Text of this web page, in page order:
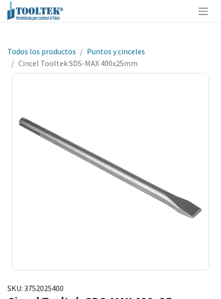
Todos los productos
Puntos y cinceles
Cincel Tooltek SDS-MAX 400x25mm
SKU: 3752025400